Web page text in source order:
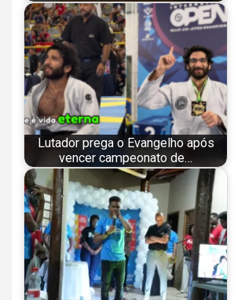
Lutador prega o Evangelho após
vencer campeonato de…